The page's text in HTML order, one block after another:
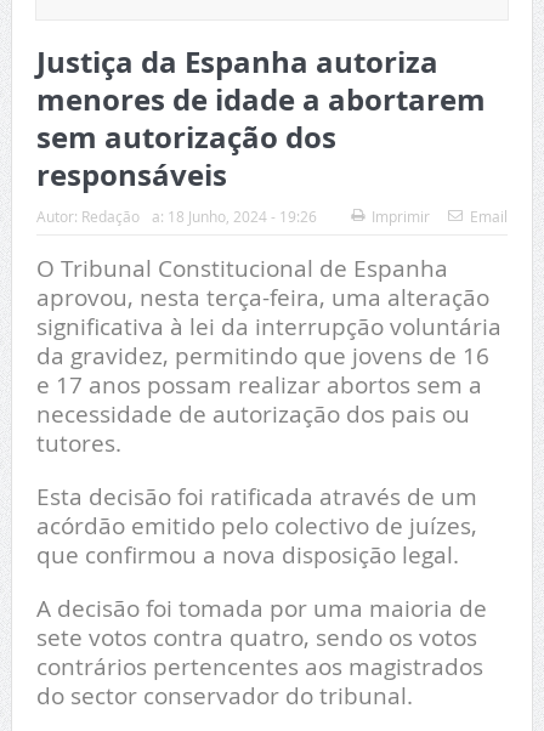
Justiça da Espanha autoriza
menores de idade a abortarem
sem autorização dos
responsáveis
Autor: Redação a: 18 Junho, 2024 - 19:26 Imprimir Email
O Tribunal Constitucional de Espanha
aprovou, nesta terça-feira, uma alteração
significativa à lei da interrupção voluntária
da gravidez, permitindo que jovens de 16
e 17 anos possam realizar abortos sem a
necessidade de autorização dos pais ou
tutores.
Esta decisão foi ratificada através de um
acórdão emitido pelo colectivo de juízes,
que confirmou a nova disposição legal.
A decisão foi tomada por uma maioria de
sete votos contra quatro, sendo os votos
contrários pertencentes aos magistrados
do sector conservador do tribunal.